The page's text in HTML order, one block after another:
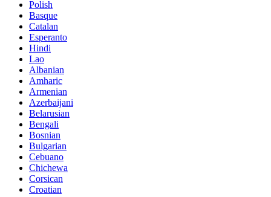
Polish
Basque
Catalan
Esperanto
Hindi
Lao
Albanian
Amharic
Armenian
Azerbaijani
Belarusian
Bengali
Bosnian
Bulgarian
Cebuano
Chichewa
Corsican
Croatian